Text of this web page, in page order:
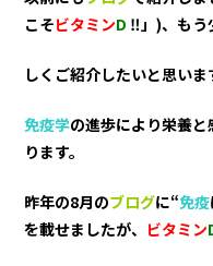
こそビタミンD ‼」)、もう
しくご紹介したいと思いま
免疫学の進歩により栄養
ります。
昨年の8月のブログに“免疫
を載せましたが、 ビタミン